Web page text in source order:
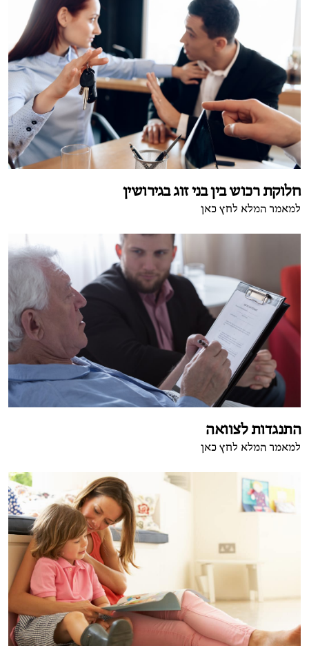
חלוקת רכוש בין בני זוג בגירושין
למאמר המלא לחץ כאן
התנגדות לצוואה
למאמר המלא לחץ כאן